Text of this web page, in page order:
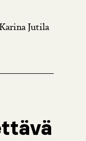
Jutila